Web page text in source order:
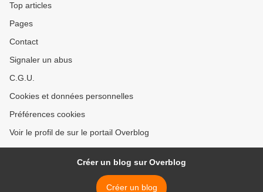
Top articles
Pages
Contact
Signaler un abus
C.G.U.
Cookies et données personnelles
Préférences cookies
Voir le profil de sur le portail Overblog
Créer un blog sur Overblog
Créer un blog